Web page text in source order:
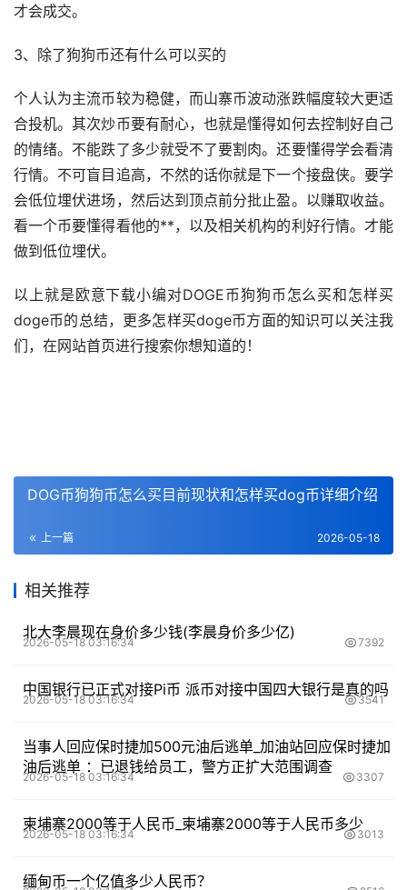
才会成交。
3、除了狗狗币还有什么可以买的
个人认为主流币较为稳健，而山寨币波动涨跌幅度较大更适
合投机。其次炒币要有耐心，也就是懂得如何去控制好自己
的情绪。不能跌了多少就受不了要割肉。还要懂得学会看清
行情。不可盲目追高，不然的话你就是下一个接盘侠。要学
会低位埋伏进场，然后达到顶点前分批止盈。以赚取收益。
看一个币要懂得看他的**，以及相关机构的利好行情。才能
做到低位埋伏。
以上就是欧意下载小编对DOGE币狗狗币怎么买和怎样买
doge币的总结，更多怎样买doge币方面的知识可以关注我
们，在网站首页进行搜索你想知道的！
DOG币狗狗币怎么买目前现状和怎样买dog币详细介绍
上一篇 2026-05-18
相关推荐
北大李晨现在身价多少钱(李晨身价多少亿)
2026-05-18 03:16:34 7392
中国银行已正式对接Pi币 派币对接中国四大银行是真的吗
2026-05-18 03:16:34 3541
当事人回应保时捷加500元油后逃单_加油站回应保时捷加
油后逃单 ：已退钱给员工，警方正扩大范围调查
2026-05-18 03:16:34 3307
柬埔寨2000等于人民币_柬埔寨2000等于人民币多少
2026-05-18 03:16:34 3013
缅甸币一个亿值多少人民币？